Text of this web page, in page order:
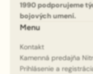
1990 podporujeme
bojových umení.
Menu
Kontakt
Kamenná predajňa
Prihlásenie a